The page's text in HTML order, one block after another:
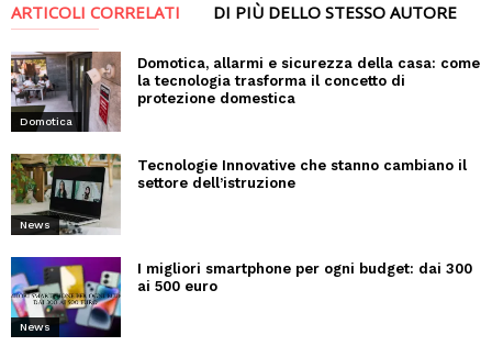
ARTICOLI CORRELATI DI PIÙ DELLO STESSO AUTORE
Domotica
Domotica, allarmi e sicurezza della casa: come
la tecnologia trasforma il concetto di
protezione domestica
News
Tecnologie Innovative che stanno cambiano il
settore dell’istruzione
News
I migliori smartphone per ogni budget: dai 300
ai 500 euro